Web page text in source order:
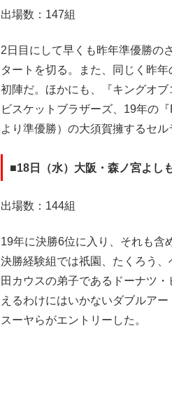
出場数：147組
2日目にして早くも昨年準優勝の
タートを切る。また、同じく昨
初陣だ。ほかにも、『キングオ
ビスケットブラザーズ、19年の
より準優勝）の大須賀擁するセ
■18日（水）大阪・森ノ宮よし
出場数：144組
19年に決勝6位に入り、それも含
決勝経験組では祇園、たくろう
田カウスの弟子であるドーナツ
えるわけにはいかないダブルア
スーヤらがエントリーした。